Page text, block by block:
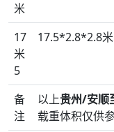
米
17
米
5
17.5*2.8*2.8米
备
注
以上贵州/安顺
载重体积仅供